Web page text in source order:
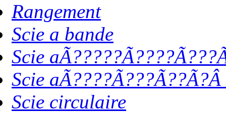
Rangement
Scie a bande
Scie
Scie
Scie circulaire